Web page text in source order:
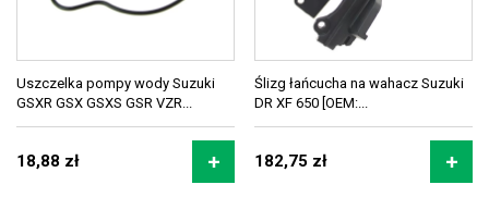
Uszczelka pompy wody Suzuki
GSXR GSX GSXS GSR VZR...
18,88 zł
Ślizg łańcucha na wahacz Suzuki
DR XF 650 [OEM:...
182,75 zł